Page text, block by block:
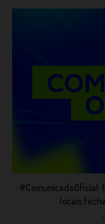
#ComunicadoOficial:
locais